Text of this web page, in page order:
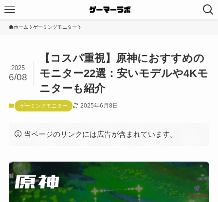
ホーム ゲーミングモニター
【コスパ重視】原神におすすめの
モニター22選：安いモデルや4Kモ
ニターも紹介
2025
6/08
ゲーミングモニター 2025年6月8日
当ページのリンクには広告が含まれています。